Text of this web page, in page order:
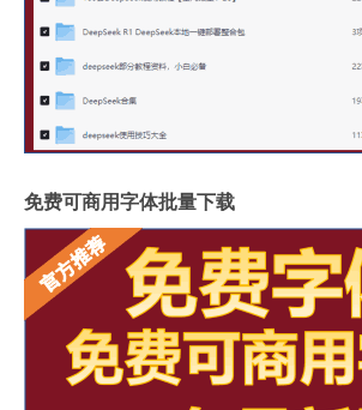
免费可商用字体批量下载